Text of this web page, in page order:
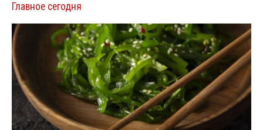
Главное сегодня